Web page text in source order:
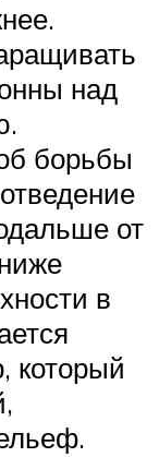
над
борьбы
от
в
который